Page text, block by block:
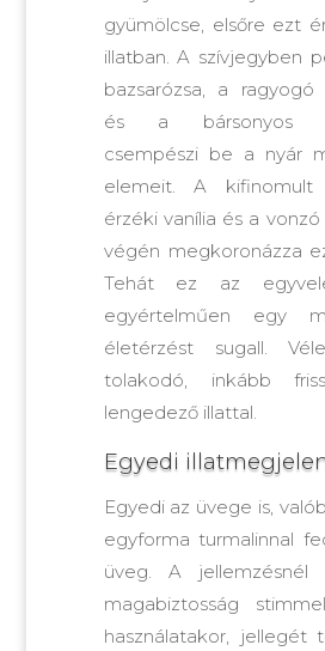
gyümölcse, elsőre ezt
illatban. A szívjegyben
bazsarózsa, a ragyogó
és a bársonyos
csempészi be a nyár
elemeit. A kifinomult
érzéki vanília és a
végén megkoronázza
Tehát ez az
egyértelműen egy
életérzést sugall.
tolakodó, inkább
lengedező illattal.
Egyedi
Egyedi az üvege is,
egyforma turmalinnal
üveg. A jellemzésnél
magabiztosság
használatakor, jellegét